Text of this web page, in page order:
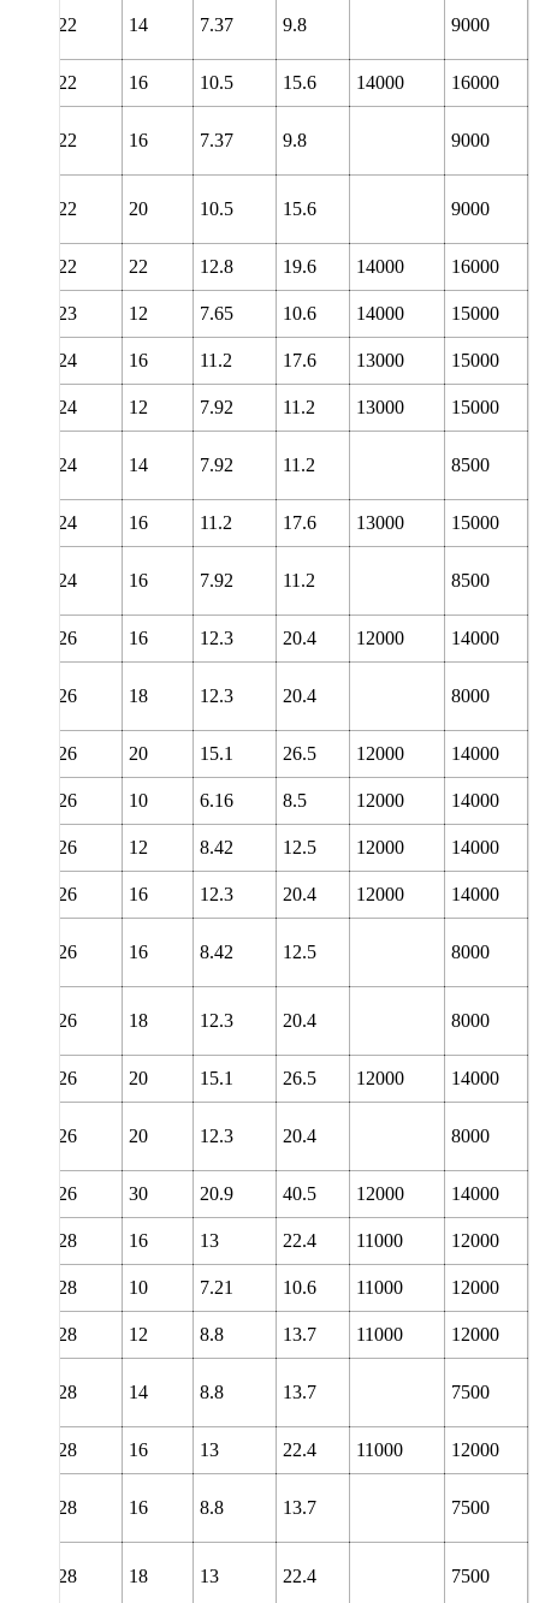
22 14 7.37 9.8 9000
22 16 10.5 15.6 14000 16000
22 16 7.37 9.8 9000
22 20 10.5 15.6 9000
22 22 12.8 19.6 14000 16000
23 12 7.65 10.6 14000 15000
24 16 11.2 17.6 13000 15000
24 12 7.92 11.2 13000 15000
24 14 7.92 11.2 8500
24 16 11.2 17.6 13000 15000
24 16 7.92 11.2 8500
26 16 12.3 20.4 12000 14000
26 18 12.3 20.4 8000
26 20 15.1 26.5 12000 14000
26 10 6.16 8.5 12000 14000
26 12 8.42 12.5 12000 14000
26 16 12.3 20.4 12000 14000
26 16 8.42 12.5 8000
26 18 12.3 20.4 8000
26 20 15.1 26.5 12000 14000
26 20 12.3 20.4 8000
26 30 20.9 40.5 12000 14000
28 16 13 22.4 11000 12000
28 10 7.21 10.6 11000 12000
28 12 8.8 13.7 11000 12000
28 14 8.8 13.7 7500
28 16 13 22.4 11000 12000
28 16 8.8 13.7 7500
28 18 13 22.4 7500